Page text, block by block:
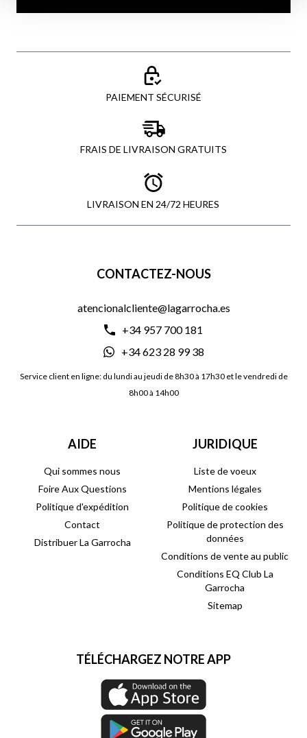
PAIEMENT SÉCURISÉ
FRAIS DE LIVRAISON GRATUITS
LIVRAISON EN 24/72 HEURES
CONTACTEZ-NOUS
atencionalcliente@lagarrocha.es
+34 957 700 181
+34 623 28 99 38
Service client en ligne: du lundi au jeudi de 8h30 à 17h30 et le vendredi de
8h00 à 14h00
AIDE
Qui sommes nous
Foire Aux Questions
Politique d'expédition
Contact
Distribuer La Garrocha
JURIDIQUE
Liste de voeux
Mentions légales
Politique de cookies
Politique de protection des
données
Conditions de vente au public
Conditions EQ Club La
Garrocha
Sitemap
TÉLÉCHARGEZ NOTRE APP